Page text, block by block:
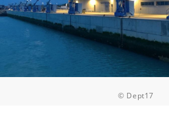
© Dept17